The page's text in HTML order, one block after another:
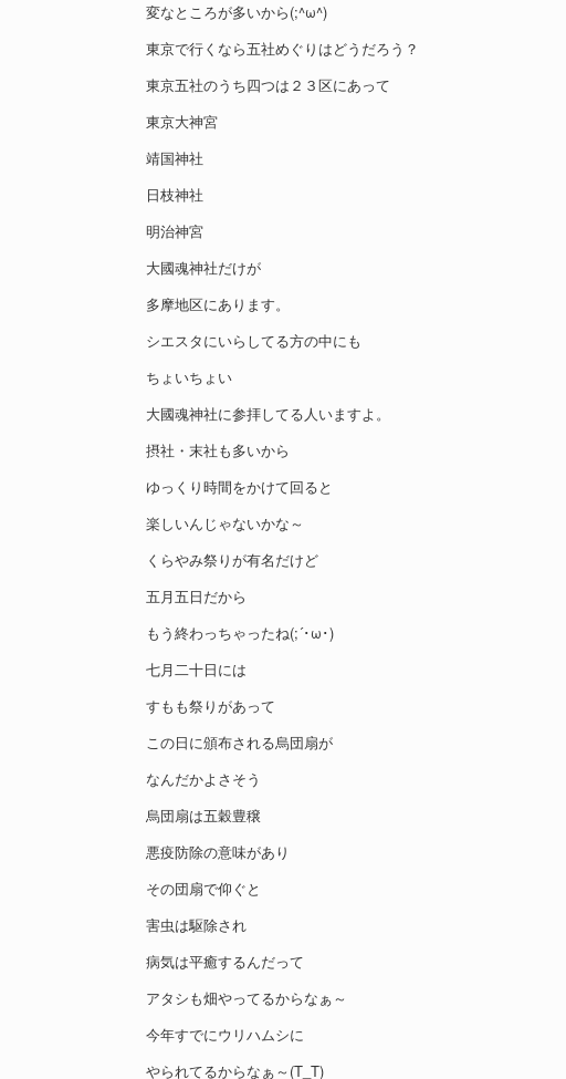
変なところが多いから(;^ω^)
東京で行くなら五社めぐりはどうだろう？
東京五社のうち四つは２３区にあって
東京大神宮
靖国神社
日枝神社
明治神宮
大國魂神社だけが
多摩地区にあります。
シエスタにいらしてる方の中にも
ちょいちょい
大國魂神社に参拝してる人いますよ。
摂社・末社も多いから
ゆっくり時間をかけて回ると
楽しいんじゃないかな～
くらやみ祭りが有名だけど
五月五日だから
もう終わっちゃったね(;´･ω･)
七月二十日には
すもも祭りがあって
この日に頒布される烏団扇が
なんだかよさそう
烏団扇は五穀豊穣
悪疫防除の意味があり
その団扇で仰ぐと
害虫は駆除され
病気は平癒するんだって
アタシも畑やってるからなぁ～
今年すでにウリハムシに
やられてるからなぁ～(T_T)